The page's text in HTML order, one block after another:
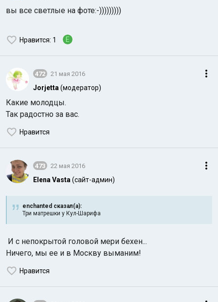
вы все светлые на фоте:-)))))))))
Нравится: 1 E
472 21 мая 2016
Jorjetta (модератор)
Какие молодцы.
Так радостно за вас.
Нравится
473 22 мая 2016
Elena Vasta (сайт-админ)
enchanted сказал(а):
Три матрешки у Кул-Шарифа
И с непокрытой головой мери бехен...
Ничего, мы ее и в Москву выманим!
Нравится